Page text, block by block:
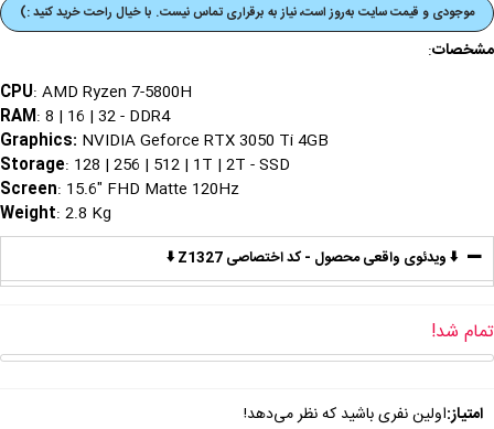
موجودی و قیمت‌ سایت به‌روز است، نیاز به برقراری تماس نیست. با خیال راحت خرید کنید :)
مشخصات:
CPU: AMD Ryzen 7-5800H
RAM: 8 | 16 | 32 - DDR4
Graphics: NVIDIA Geforce RTX 3050 Ti 4GB
Storage: 128 | 256 | 512 | 1T | 2T - SSD
Screen: 15.6" FHD Matte 120Hz
Weight: 2.8 Kg
⬇️ ویدئوی واقعی محصول - کد اختصاصی Z1327 ⬇️
تمام شد!
امتیاز:اولین نفری باشید که نظر می‌دهد!